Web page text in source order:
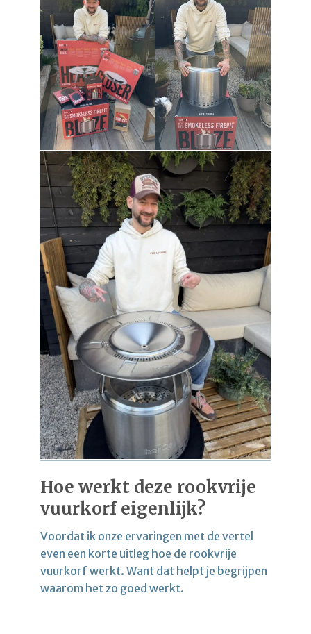
Hoe werkt deze rookvrije
vuurkorf eigenlijk?
Voordat ik onze ervaringen met de vertel
even een korte uitleg hoe de rookvrije
vuurkorf werkt. Want dat helpt je begrijpen
waarom het zo goed werkt.